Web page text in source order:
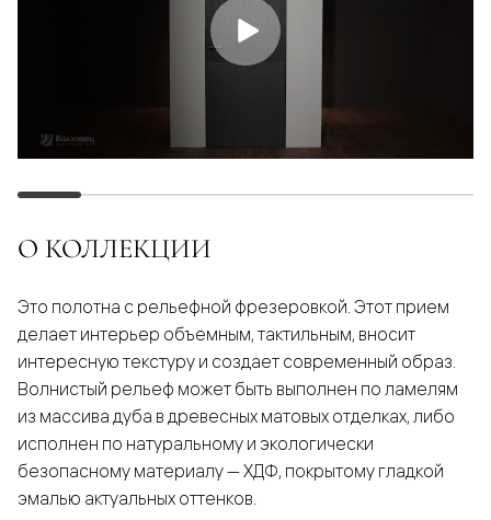
О КОЛЛЕКЦИИ
Это полотна с рельефной фрезеровкой. Этот прием
делает интерьер объемным, тактильным, вносит
интересную текстуру и создает современный образ.
Волнистый рельеф может быть выполнен по ламелям
из массива дуба в древесных матовых отделках, либо
исполнен по натуральному и экологически
безопасному материалу — ХДФ, покрытому гладкой
эмалью актуальных оттенков.